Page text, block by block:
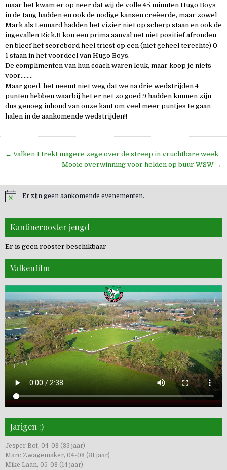
maar het kwam er op neer dat wij de volle 45 minuten Hugo Boys
in de tang hadden en ook de nodige kansen creëerde, maar zowel
Mark als Lennard hadden het vizier niet op scherp staan en ook de
ingevallen Rick.B kon een prima aanval net niet positief afronden
en bleef het scorebord heel triest op een (niet geheel terechte) 0-
1 staan in het voordeel van Hugo Boys.
De complimenten van hun coach waren leuk, maar koop je niets
voor……..
Maar goed, het neemt niet weg dat we na drie wedstrijden 4
punten hebben waarbij het er net zo goed 9 hadden kunnen zijn
dus genoeg inhoud van onze kant om veel meer puntjes te gaan
halen in de aankomende wedstrijden!!
Bericht
← Valken 1 trekt magere zege over de streep in vruchtbare week.
Mooie overwinning voor helden op buur WSW →
Er zijn geen aankomende evenementen.
Kantinerooster jeugd
Er is geen rooster beschikbaar
Valkenfilm
Jarigen :)
Jesper Bot, 04-08 (33 jaar)
Marc Zwagemaker, 04-08 (31 jaar)
Mike Laan, 05-08 (14 jaar)